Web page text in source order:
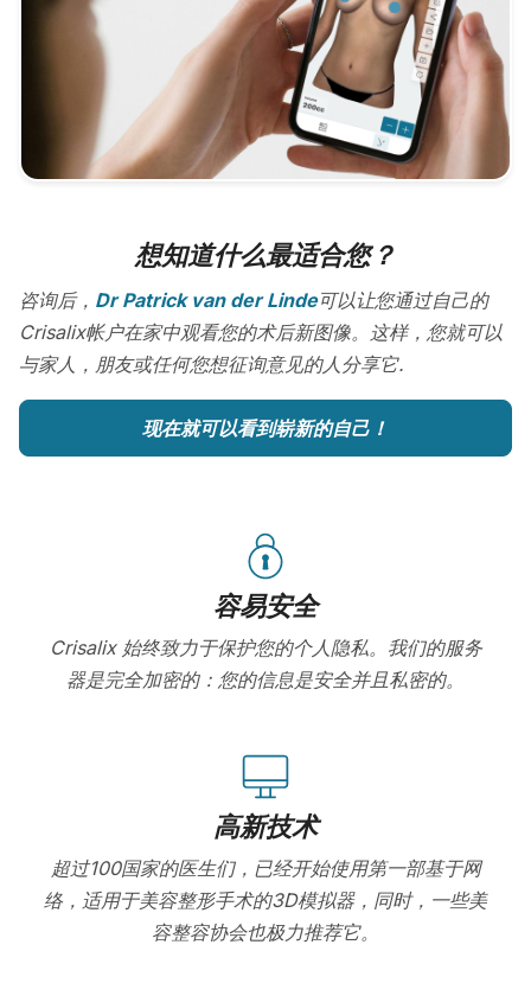
想知道什么最适合您？
咨询后， Dr Patrick van der Linde可以让您通过自己的
Crisalix帐户在家中观看您的术后新图像。这样，您就可以
与家人，朋友或任何您想征询意见的人分享它.
现在就可以看到崭新的自己！
容易安全
Crisalix 始终致力于保护您的个人隐私。我们的服务
器是完全加密的：您的信息是安全并且私密的。
高新技术
超过100国家的医生们，已经开始使用第一部基于网
络，适用于美容整形手术的3D模拟器，同时，一些美
容整容协会也极力推荐它。